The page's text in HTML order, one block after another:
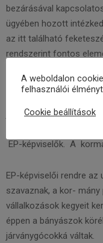
bezárásával
ügyében hozott
az itt található
rendszerint fontos
kampánykörútjuk
járó időzített bombák.
EP-képviselők. A
EP-képviselői rendre az
szavaznak, a kor- mány
vállalkozások kegyeit
éppen a bányászok
járványgócokká váltak.
A weboldalon
felhasználói
Cookie beállítások